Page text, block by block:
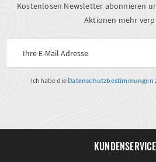
Kostenlosen Newsletter abonnieren
Aktionen mehr
Ich habe die Datenschutzbestimmungen
KUNDENSERVICE